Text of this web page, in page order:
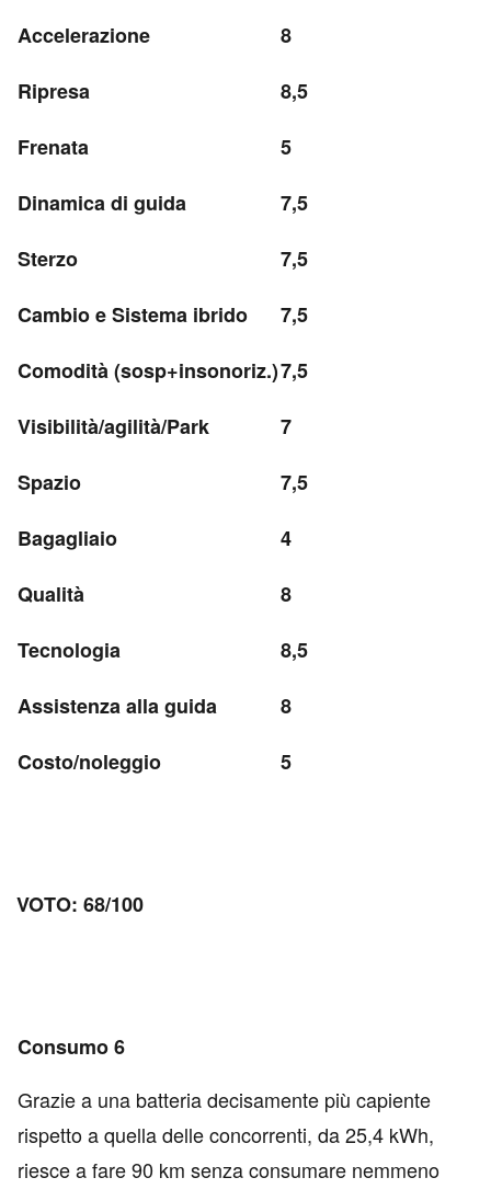
Accelerazione
8
Ripresa
8,5
Frenata
5
Dinamica di guida
7,5
Sterzo
7,5
Cambio e Sistema ibrido
7,5
Comodità (sosp+insonoriz.)7,5
Visibilità/agilità/Park
7
Spazio
7,5
Bagagliaio
4
Qualità
8
Tecnologia
8,5
Assistenza alla guida
8
Costo/noleggio
5
VOTO: 68/100
Consumo 6
Grazie a una batteria decisamente più capiente
rispetto a quella delle concorrenti, da 25,4 kWh,
riesce a fare 90 km senza consumare nemmeno